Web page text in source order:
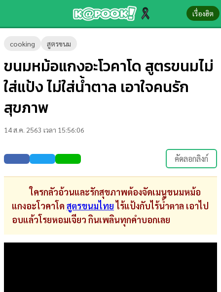
เรื่องฮิต
cooking สูตรขนม
ขนมหม้อแกงอะโวคาโด สูตรขนมไม่
ใส่แป้ง ไม่ใส่น้ำตาล เอาใจคนรัก
สุขภาพ
14 ส.ค. 2563 เวลา 15:56:06
คัดลอกลิงก์
ใครกลัวอ้วนและรักสุขภาพต้องจัดเมนูขนมหม้อ
แกงอะโวคาโด สูตรขนมไทยไร้แป้งกับไร้น้ำตาล เอาไป
อบแล้วโรยหอมเจียว กินเพลินทุกคำบอกเลย
ข่าว-
ความ
รู้
บันเทิง
ตรวจ
หวย
บอล
สด